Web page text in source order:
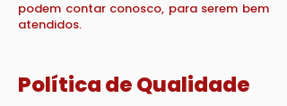
podem contar conosco, para serem bem
atendidos.
Política de Qualidade